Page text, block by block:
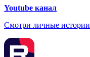
Youtube канал
Смотри личные